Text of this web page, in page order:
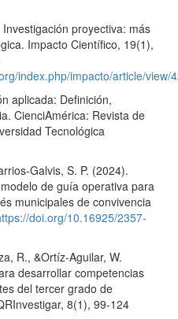
proyectiva: más
Impacto Científico, 19(1),
index.php/impacto/article/view/
aplicada: Definición,
CienciAmérica: Revista de
Tecnológica
Galvis, S. P. (2024).
de guía operativa para
municipales de convivencia
doi.org/10.16925/2357-
R., &Ortíz-Aguilar, W.
desarrollar competencias
del tercer grado de
8(1), 99-124